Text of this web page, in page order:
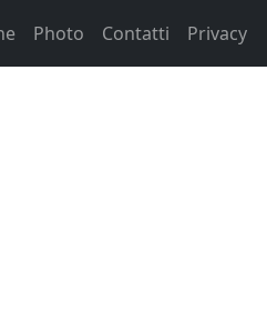
Photo Contatti Privacy